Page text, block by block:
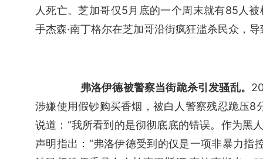
人死亡。芝加哥仅5月底的一个周末就有85人
手杰森·南丁格尔在芝加哥沿街疯狂滥杀民众，
弗洛伊德被警察当街跪杀引发骚乱。
涉嫌使用假钞购买香烟，被白人警察残忍跪压8
说道：“我所看到的是彻彻底底的错误。作为黑
声明指出：“弗洛伊德受到的仅是一项非暴力指